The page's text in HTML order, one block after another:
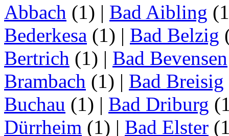
Abbach (1) | Bad Aibling
Bederkesa (1) | Bad Belzig
Bertrich (1) | Bad Bevensen
Brambach (1) | Bad Breisig
Buchau (1) | Bad Driburg
Dürrheim (1) | Bad Elster